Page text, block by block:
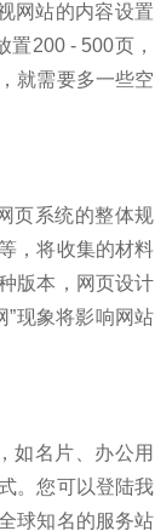
网站的内容设置
200 - 500页，
就需要多一些空
页系统的整体规
，将收集的材料
版本，网页设计
”现象将影响网站
如名片、办公用
。您可以登陆我
球知名的服务站